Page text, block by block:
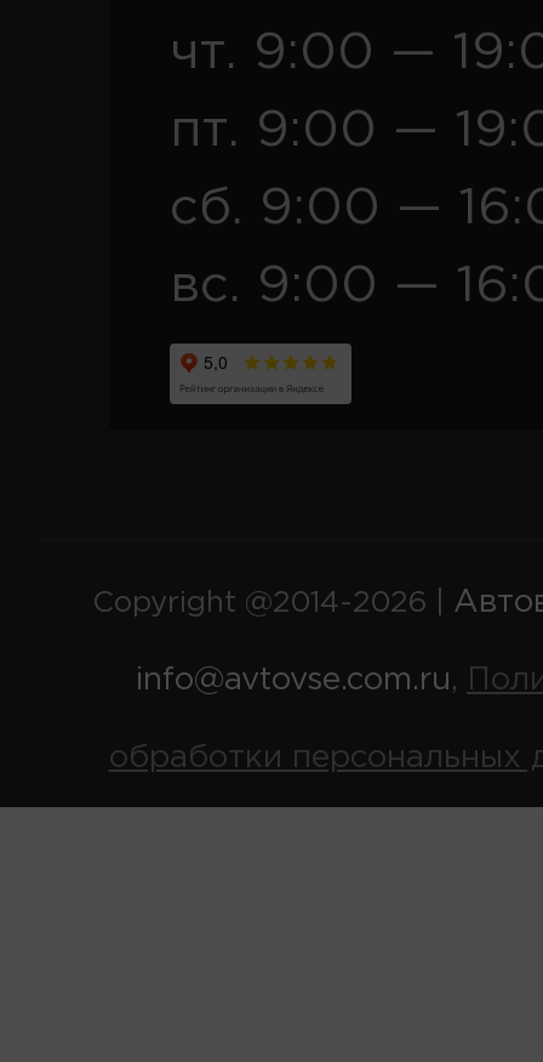
чт. 9:00 —
пт. 9:00 —
сб. 9:00 —
вс. 9:00 —
Copyright @2014-2026 |
info@avtovse.com.ru,
обработки персональных